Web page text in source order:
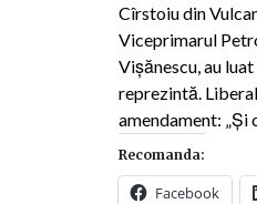
Cîrstoiu din
Viceprimarul
Vişănescu, au
reprezintă.
amendament: „Şi
Recomanda:
Facebook